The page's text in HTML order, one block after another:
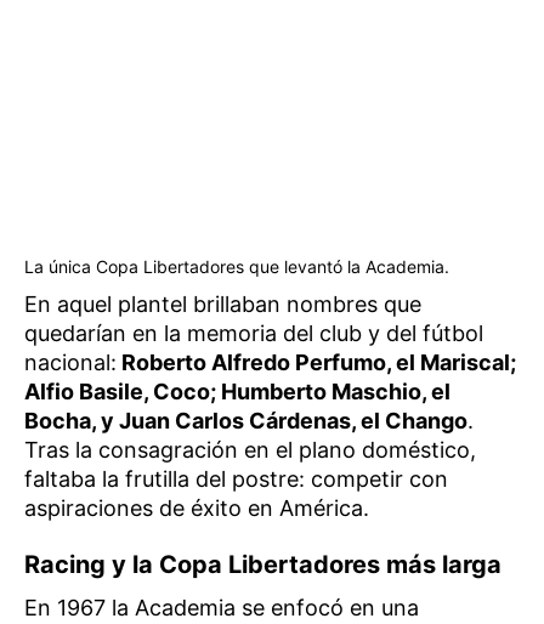
La única Copa Libertadores que levantó la Academia.
En aquel plantel brillaban nombres que
quedarían en la memoria del club y del fútbol
nacional: Roberto Alfredo Perfumo, el Mariscal;
Alfio Basile, Coco; Humberto Maschio, el
Bocha, y Juan Carlos Cárdenas, el Chango.
Tras la consagración en el plano doméstico,
faltaba la frutilla del postre: competir con
aspiraciones de éxito en América.
Racing y la Copa Libertadores más larga
En 1967 la Academia se enfocó en una